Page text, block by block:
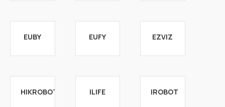
EUBY EUFY EZVIZ
HIKROBOT ILIFE IROBOT